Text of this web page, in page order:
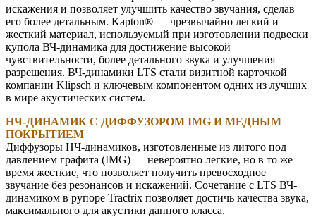
искажения и позволяет улучшить качество звучания, сделав
его более детальным. Kapton® — чрезвычайно легкий и
жесткий материал, используемый при изготовлении подвески
купола ВЧ-динамика для достижение высокой
чувствительности, более детального звука и улучшения
разрешения. ВЧ-динамики LTS стали визитной карточкой
компании Klipsch и ключевым компонентом одних из лучших
в мире акустических систем.
НЧ-ДИНАМИК С ДИФФУЗОРОМ IMG И МЕДНЫМ
ПОКРЫТИЕМ
Диффузоры НЧ-динамиков, изготовленные из литого под
давлением графита (IMG) — невероятно легкие, но в то же
время жесткие, что позволяет получить превосходное
звучание без резонансов и искажений. Сочетание с LTS ВЧ-
динамиком в рупоре Tractrix позволяет достичь качества звука,
максимального для акустики данного класса.